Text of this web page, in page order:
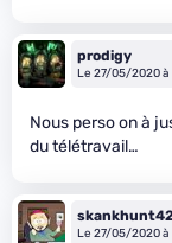
prodigy
Le 27/05/2020 à
Nous perso on à
du télétravail…
Le 27/05/2020 à